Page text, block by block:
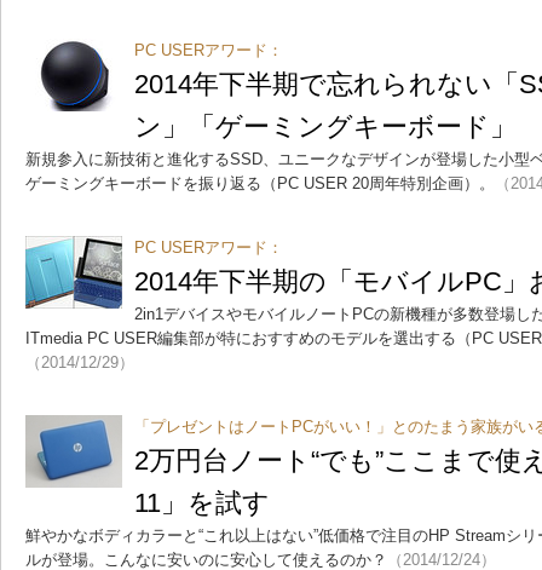
PC USERアワード：
2014年下半期で忘れられない「
ン」「ゲーミングキーボード」
新規参入に新技術と進化するSSD、ユニークなデザインが登場した小型
ゲーミングキーボードを振り返る（PC USER 20周年特別企画）。
（
PC USERアワード：
2014年下半期の「モバイルPC」
2in1デバイスやモバイルノートPCの新機種が多数登場し
ITmedia PC USER編集部が特におすすめのモデルを選出する（PC
（2014/12/29）
「プレゼントはノートPCがいい！」とのたまう家族がい
2万円台ノート“でも”ここまで使
11」を試す
鮮やかなボディカラーと“これ以上はない”低価格で注目のHP Streamシ
ルが登場。こんなに安いのに安心して使えるのか？
（2014/12/24）